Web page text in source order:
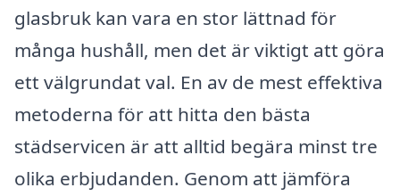
glasbruk kan vara en stor lättnad för
många hushåll, men det är viktigt att göra
ett välgrundat val. En av de mest effektiva
metoderna för att hitta den bästa
städservicen är att alltid begära minst tre
olika erbjudanden. Genom att jämföra